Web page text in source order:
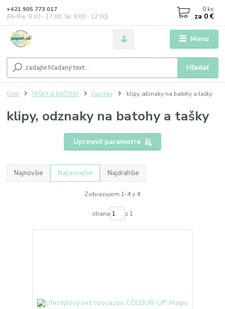
Menu
Hľadať
+421 905 773 017
(Po-Pia, 8:30 - 17:00, So: 9:00 - 12:00)
0 ks
za 0 €
Úvod TAŠKY A BATOHY Doplnky klipy, odznaky na batohy a tašky
klipy, odznaky na batohy a tašky
Upresniť parametre
Najnovšie Najlacnejšie Najdrahšie
Zobrazujem 1-4 z 4
strana z 1